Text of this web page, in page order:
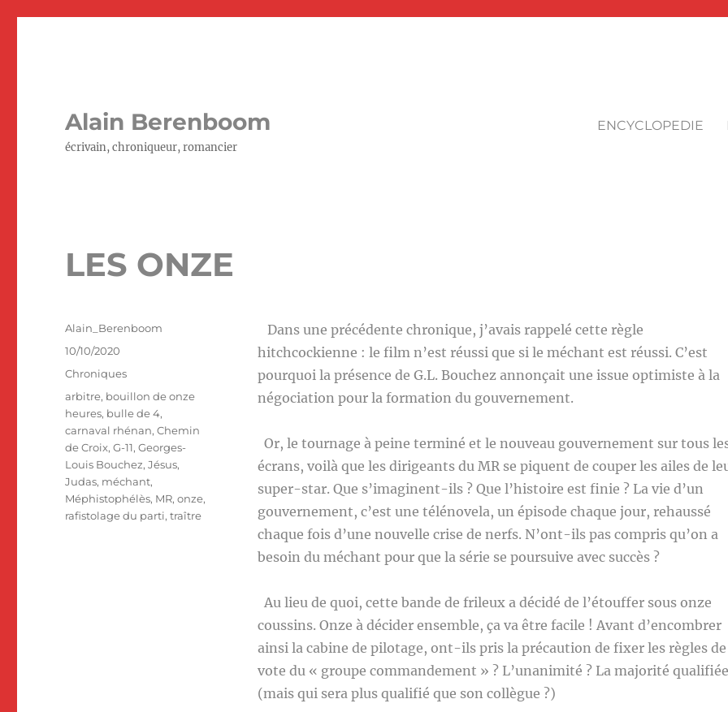
Alain Berenboom
écrivain, chroniqueur, romancier
ENCYCLOPEDIE
LES ONZE
Dans une précédente chronique, j’avais rappelé cette règle
hitchcockienne : le film n’est réussi que si le méchant est réussi. C’est
pourquoi la présence de G.L. Bouchez annonçait une issue optimiste à la
négociation pour la formation du gouvernement.
Or, le tournage à peine terminé et le nouveau gouvernement sur tous
écrans, voilà que les dirigeants du MR se piquent de couper les ailes de
super-star. Que s’imaginent-ils ? Que l’histoire est finie ? La vie d’un
gouvernement, c’est une télénovela, un épisode chaque jour, rehaussé
chaque fois d’une nouvelle crise de nerfs. N’ont-ils pas compris qu’on a
besoin du méchant pour que la série se poursuive avec succès ?
Au lieu de quoi, cette bande de frileux a décidé de l’étouffer sous onze
coussins. Onze à décider ensemble, ça va être facile ! Avant d’encombrer
ainsi la cabine de pilotage, ont-ils pris la précaution de fixer les règles de
vote du « groupe commandement » ? L’unanimité ? La majorité qualifiée
(mais qui sera plus qualifié que son collègue ?)
Auteur
Alain_Berenboom
Publié
le
10/10/2020
Catégories
Chroniques
Étiquettes
arbitre, bouillon de onze
heures, bulle de 4,
carnaval rhénan,Chemin
de Croix,G-11,Georges-
Louis Bouchez,Jésus,
Judas, méchant,
Méphistophélès, MR,onze,
rafistolage du parti,traître